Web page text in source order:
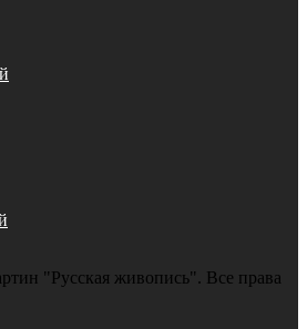
"Русская живопись". Все права